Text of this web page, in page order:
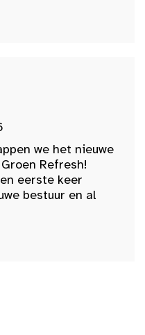
we het nieuwe
Refresh!
eerste keer
bestuur en al